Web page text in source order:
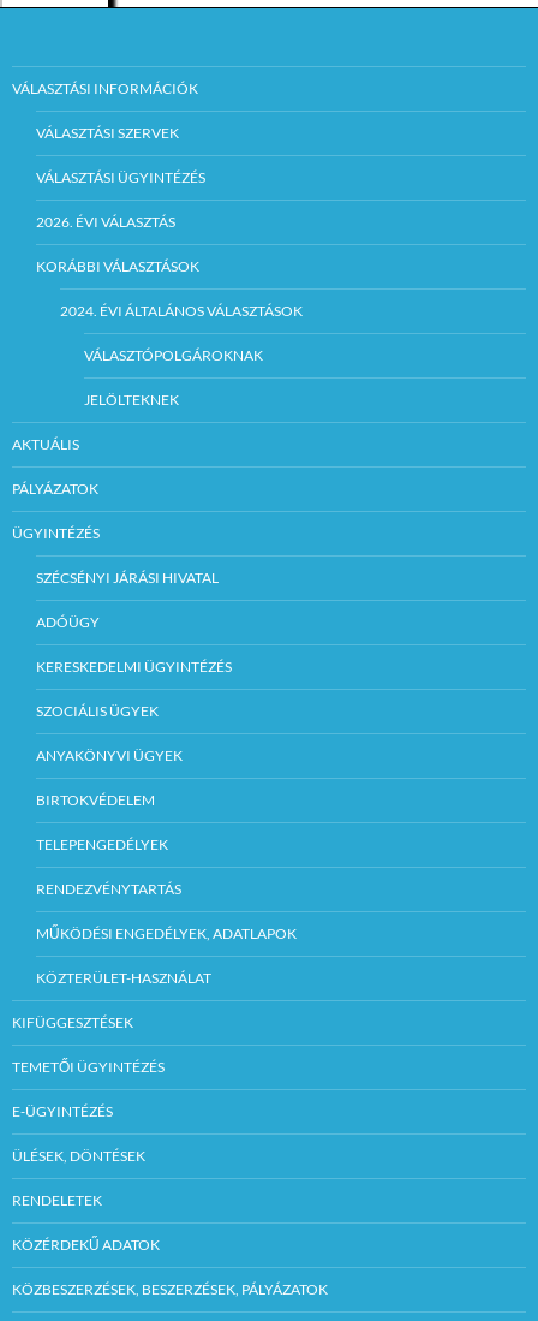
VÁLASZTÁSI INFORMÁCIÓK
VÁLASZTÁSI SZERVEK
VÁLASZTÁSI ÜGYINTÉZÉS
2026. ÉVI VÁLASZTÁS
KORÁBBI VÁLASZTÁSOK
2024. ÉVI ÁLTALÁNOS VÁLASZTÁSOK
VÁLASZTÓPOLGÁROKNAK
JELÖLTEKNEK
AKTUÁLIS
PÁLYÁZATOK
ÜGYINTÉZÉS
SZÉCSÉNYI JÁRÁSI HIVATAL
ADÓÜGY
KERESKEDELMI ÜGYINTÉZÉS
SZOCIÁLIS ÜGYEK
ANYAKÖNYVI ÜGYEK
BIRTOKVÉDELEM
TELEPENGEDÉLYEK
RENDEZVÉNYTARTÁS
MŰKÖDÉSI ENGEDÉLYEK, ADATLAPOK
KÖZTERÜLET-HASZNÁLAT
KIFÜGGESZTÉSEK
TEMETŐI ÜGYINTÉZÉS
E-ÜGYINTÉZÉS
ÜLÉSEK, DÖNTÉSEK
RENDELETEK
KÖZÉRDEKŰ ADATOK
KÖZBESZERZÉSEK, BESZERZÉSEK, PÁLYÁZATOK